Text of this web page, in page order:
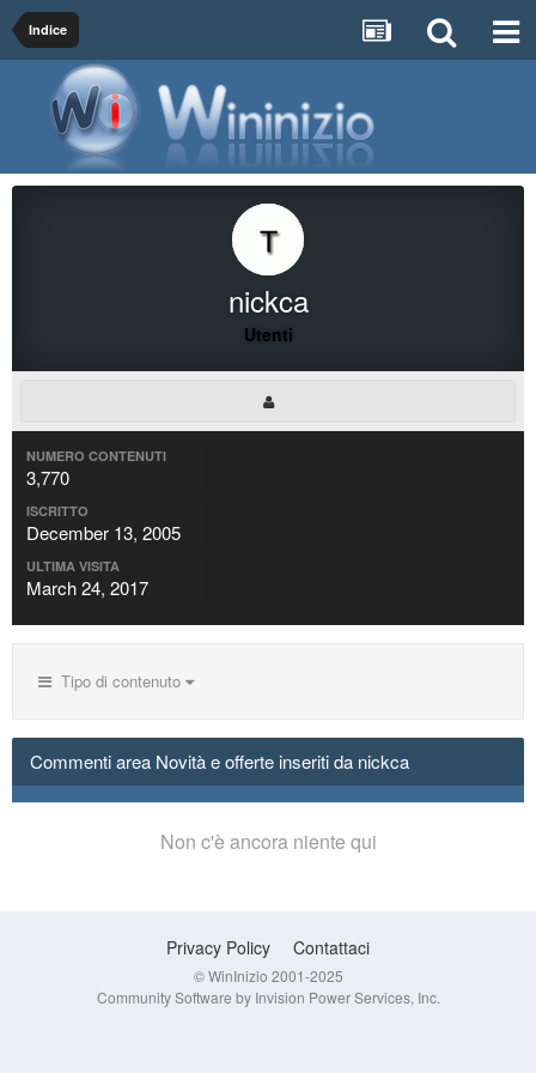
Indice
nickca
Utenti
NUMERO CONTENUTI
3,770
ISCRITTO
December 13, 2005
ULTIMA VISITA
March 24, 2017
Tipo di contenuto
Commenti area Novità e offerte inseriti da nickca
Non c'è ancora niente qui
Privacy Policy Contattaci
© WinInizio 2001-2025
Community Software by Invision Power Services, Inc.